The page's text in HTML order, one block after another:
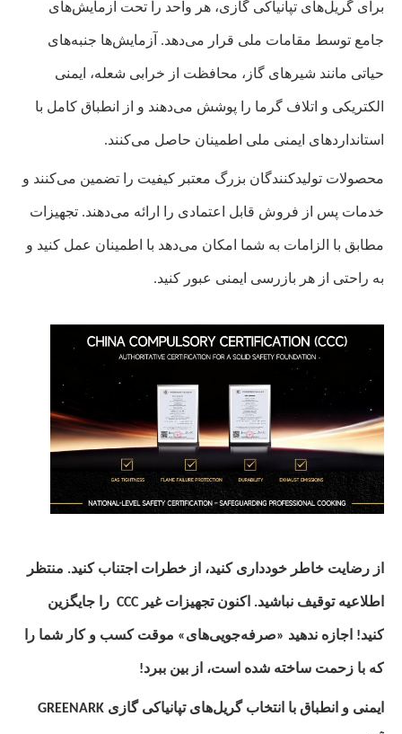
برای گریل‌های تپانیاکی گازی، هر واحد را تحت آزمایش‌های
جامع توسط مقامات ملی قرار می‌دهد. آزمایش‌ها جنبه‌های
حیاتی مانند شیرهای گاز، محافظت از خرابی شعله، ایمنی
الکتریکی و اتلاف گرما را پوشش می‌دهند و از انطباق کامل با
استانداردهای ایمنی ملی اطمینان حاصل می‌کنند.
محصولات تولیدکنندگان بزرگ معتبر کیفیت را تضمین می‌کنند و
خدمات پس از فروش قابل اعتمادی را ارائه می‌دهند. تجهیزات
مطابق با الزامات به شما امکان می‌دهد با اطمینان عمل کنید و
به راحتی از هر بازرسی ایمنی عبور کنید.
از رضایت خاطر خودداری کنید، از خطرات اجتناب کنید. منتظر
اطلاعیه توقیف نباشید. اکنون تجهیزات غیر CCC را جایگزین
کنید! اجازه ندهید «صرفه‌جویی‌های» موقت کسب و کار شما را
که با زحمت ساخته شده است، از بین ببرد!
ایمنی و انطباق با انتخاب گریل‌های تپانیاکی گازی GREENARK